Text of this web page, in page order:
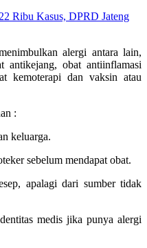
Ribu Kasus, DPRD Jateng
alergi antara lain,
antikejang, obat antiinflamasi
kemoterapi dan vaksin atau
:
keluarga.
sebelum mendapat obat.
apalagi dari sumber tidak
medis jika punya alergi